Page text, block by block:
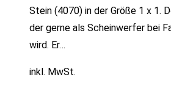
Stein (4070) in der Größe 1 x 1.
der gerne als Scheinwerfer bei
wird. Er…
inkl. MwSt.